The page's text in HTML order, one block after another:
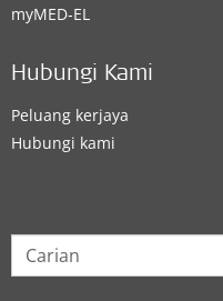
myMED‑EL
Hubungi Kami
Peluang kerjaya
Hubungi kami